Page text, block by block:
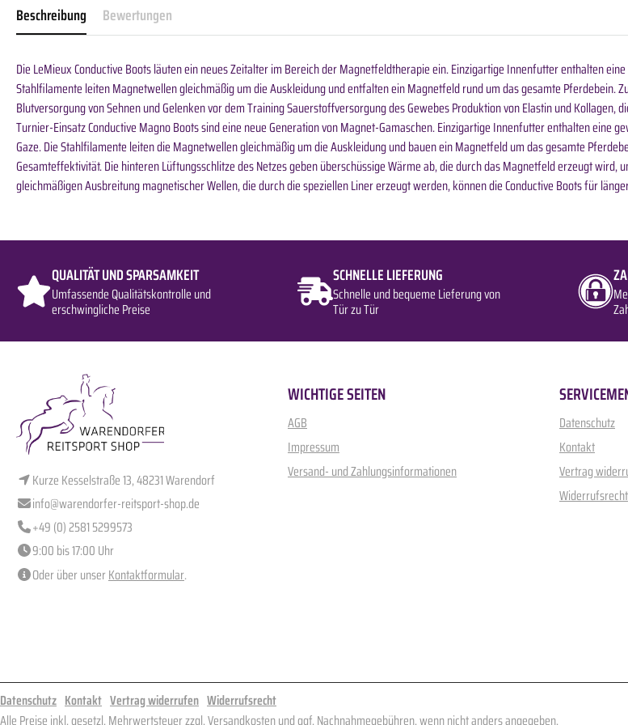
Beschreibung Bewertungen
Die LeMieux Conductive Boots läuten ein neues Zeitalter im Bereich der Magnetfeldtherapie ein. Einzigartige Innenfutter enthalten
Stahlfilamente leiten Magnetwellen gleichmäßig um die Auskleidung und entfalten ein Magnetfeld rund um das gesamte Pferdebein.
Blutversorgung von Sehnen und Gelenken vor dem Training Sauerstoffversorgung des Gewebes Produktion von Elastin und
Turnier-Einsatz Conductive Magno Boots sind eine neue Generation von Magnet-Gamaschen. Einzigartige Innenfutter enthalten
Gaze. Die Stahlfilamente leiten die Magnetwellen gleichmäßig um die Auskleidung und bauen ein Magnetfeld um das gesamte
Gesamteffektivität. Die hinteren Lüftungsschlitze des Netzes geben überschüssige Wärme ab, die durch das Magnetfeld erzeugt
gleichmäßigen Ausbreitung magnetischer Wellen, die durch die speziellen Liner erzeugt werden, können die Conductive Boots für
QUALITÄT UND SPARSAMKEIT
Umfassende Qualitätskontrolle und
erschwingliche Preise
SCHNELLE LIEFERUNG
Schnelle und bequeme Lieferung von
Tür zu Tür
Kurze Kesselstraße 13, 48231 Warendorf
info@warendorfer-reitsport-shop.de
+49 (0) 2581 5299573
9:00 bis 17:00 Uhr
Oder über unserKontaktformular.
WICHTIGE SEITEN
AGB
Impressum
Versand- und Zahlungsinformationen
Datenschutz
Kontakt
Vertrag
Widerrufsrecht
Datenschutz Kontakt Vertrag widerrufen Widerrufsrecht
Alle Preise inkl. gesetzl. Mehrwertsteuer zzgl.Versandkostenund ggf. Nachnahmegebühren, wenn nicht anders angegeben.